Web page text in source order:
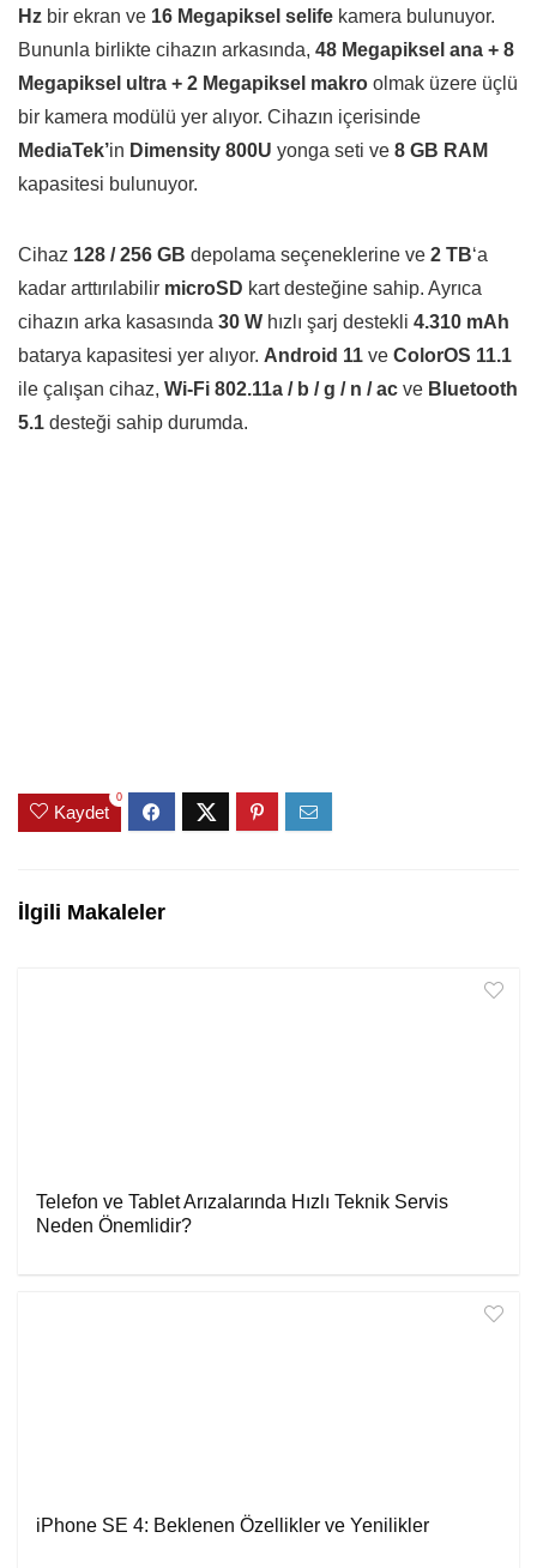
Hz bir ekran ve 16 Megapiksel selife kamera bulunuyor.
Bununla birlikte cihazın arkasında, 48 Megapiksel ana + 8
Megapiksel ultra + 2 Megapiksel makro olmak üzere üçlü
bir kamera modülü yer alıyor. Cihazın içerisinde
MediaTek’in Dimensity 800U yonga seti ve 8 GB RAM
kapasitesi bulunuyor.
Cihaz 128 / 256 GB depolama seçeneklerine ve 2 TB‘a
kadar arttırılabilir microSD kart desteğine sahip. Ayrıca
cihazın arka kasasında 30 W hızlı şarj destekli 4.310 mAh
batarya kapasitesi yer alıyor. Android 11 ve ColorOS 11.1
ile çalışan cihaz, Wi-Fi 802.11a / b / g / n / ac ve Bluetooth
5.1 desteği sahip durumda.
Kaydet
0
İlgili Makaleler
Telefon ve Tablet Arızalarında Hızlı Teknik Servis
Neden Önemlidir?
iPhone SE 4: Beklenen Özellikler ve Yenilikler